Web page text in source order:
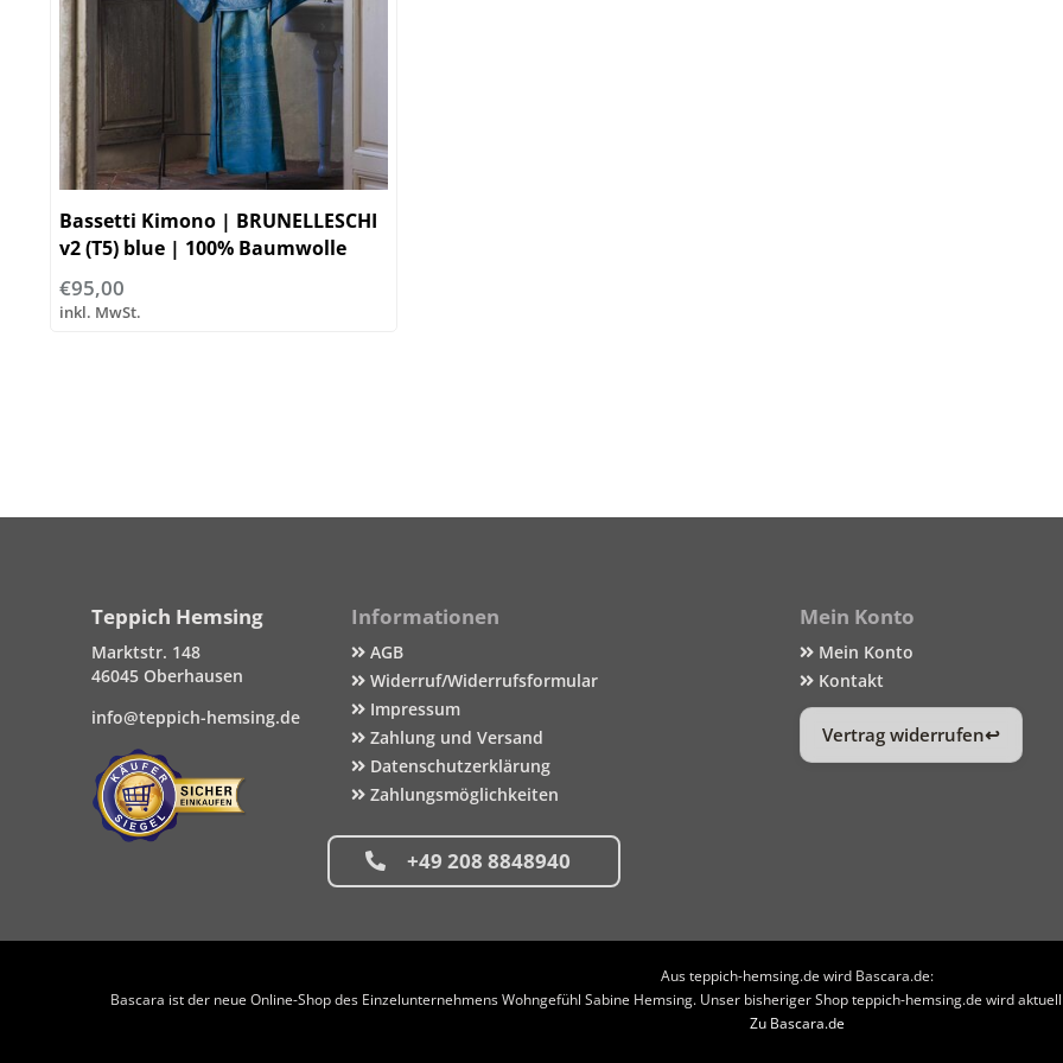
Bassetti Kimono | BRUNELLESCHI
v2 (T5) blue | 100% Baumwolle
€95,00
inkl. MwSt.
Teppich Hemsing
Marktstr. 148
46045 Oberhausen
info@teppich-hemsing.de
Informationen
AGB
Widerruf/Widerrufsformular
Impressum
Zahlung und Versand
Datenschutzerklärung
Zahlungsmöglichkeiten
+49 208 8848940
Mein Konto
Mein Konto
Kontakt
Vertrag widerrufen
Aus teppich-hemsing.de wird Bascara.de:
Bascara ist der neue Online-Shop des Einzelunternehmens Wohngefühl Sabine Hemsing. Unser bisheriger Shop teppich-hemsing.de wird
Zu Bascara.de